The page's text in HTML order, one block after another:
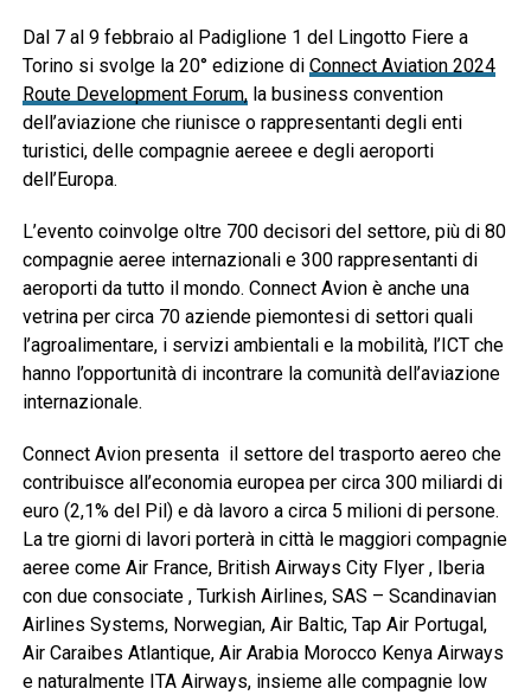
Dal 7 al 9 febbraio al Padiglione 1 del Lingotto Fiere a
Torino si svolge la 20° edizione di Connect Aviation 2024
Route Development Forum,la business convention
dell’aviazione che riunisce o rappresentanti degli enti
turistici, delle compagnie aereee e degli aeroporti
dell’Europa.
L’evento coinvolge oltre 700 decisori del settore, più di 80
compagnie aeree internazionali e 300 rappresentanti di
aeroporti da tutto il mondo. Connect Avion è anche una
vetrina per circa 70 aziende piemontesi di settori quali
l’agroalimentare, i servizi ambientali e la mobilità, l’ICT che
hanno l’opportunità di incontrare la comunità dell’aviazione
internazionale.
Connect Avion presenta il settore del trasporto aereo che
contribuisce all’economia europea per circa 300 miliardi di
euro (2,1% del Pil) e dà lavoro a circa 5 milioni di persone.
La tre giorni di lavori porterà in città le maggiori compagnie
aeree come Air France, British Airways City Flyer , Iberia
con due consociate , Turkish Airlines, SAS – Scandinavian
Airlines Systems, Norwegian, Air Baltic, Tap Air Portugal,
Air Caraibes Atlantique, Air Arabia Morocco Kenya Airways
e naturalmente ITA Airways, insieme alle compagnie low